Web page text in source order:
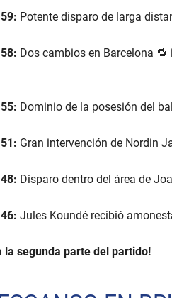
Potente disparo de larga
Dos cambios en Barcelona
Dominio de la posesión del
Gran intervención de Nordin
Disparo dentro del área de
Jules Koundé recibió
la segunda parte del partido!